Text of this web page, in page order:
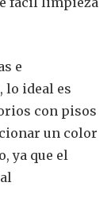
e
lo ideal es
con pisos
un color
ya que el